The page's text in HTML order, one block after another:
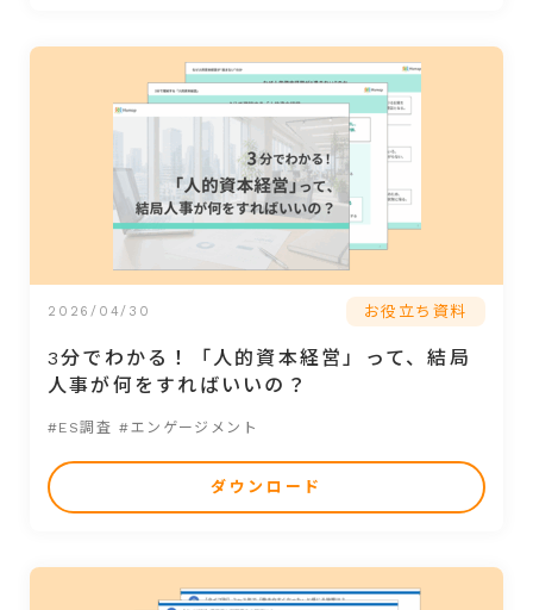
2026/04/30 お役立ち資料
3分でわかる！「人的資本経営」って、結局
人事が何をすればいいの？
#ES調査 #エンゲージメント
ダウンロード